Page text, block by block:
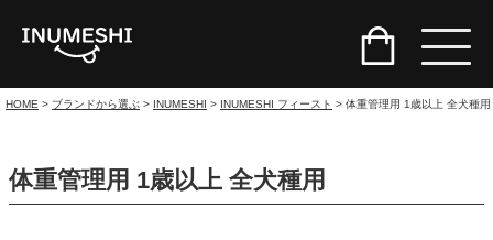
HOME ブランドから選ぶ INUMESHI INUMESHI フィースト 体重管理用 1歳以上 全犬種用
体重管理用 1歳以上 全犬種用